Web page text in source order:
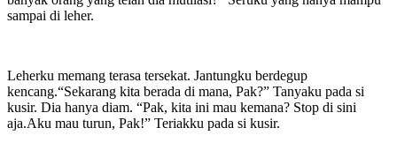
sampai di leher.
Leherku memang terasa tersekat. Jantungku berdegup
kencang.“Sekarang kita berada di mana, Pak?” Tanyaku pada si
kusir. Dia hanya diam. “Pak, kita ini mau kemana? Stop di sini
aja.Aku mau turun, Pak!” Teriakku pada si kusir.